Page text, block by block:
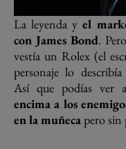
La leyenda yel
con James Bond.
vestía un Rolex (el
personaje lo
Así que podías ver
encima a los
en la muñecapero sin